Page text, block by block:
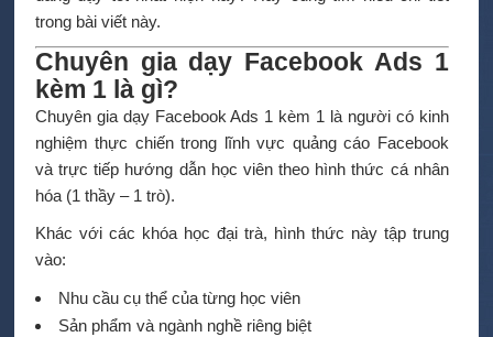
trong bài viết này.
Chuyên gia dạy Facebook Ads 1
kèm 1 là gì?
Chuyên gia dạy Facebook Ads 1 kèm 1 là người có kinh
nghiệm thực chiến trong lĩnh vực quảng cáo Facebook
và trực tiếp hướng dẫn học viên theo hình thức cá nhân
hóa (1 thầy – 1 trò).
Khác với các khóa học đại trà, hình thức này tập trung
vào:
Nhu cầu cụ thể của từng học viên
Sản phẩm và ngành nghề riêng biệt